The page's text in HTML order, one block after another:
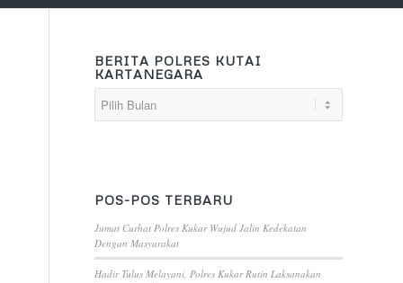
BERITA POLRES KUTAI
KARTANEGARA
POS-POS TERBARU
Jumat Curhat Polres Kukar Wujud Jalin Kedekatan
Dengan Masyarakat
Hadir Tulus Melayani, Polres Kukar Rutin Laksanakan